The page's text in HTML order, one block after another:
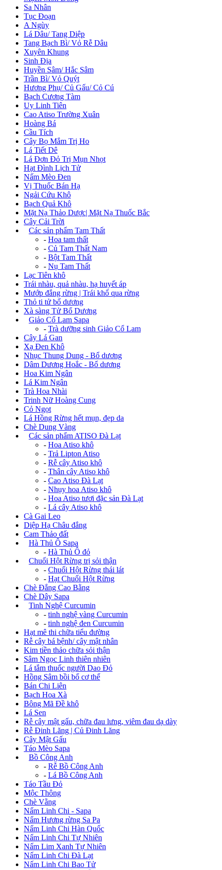
Sa Nhân
Tục Đoạn
A Ngùy
Lá Dâu/ Tang Diệp
Tang Bạch Bì/ Vỏ Rễ Dâu
Xuyên Khung
Sinh Địa
Huyền Sâm/ Hắc Sâm
Trần Bì/ Vỏ Quýt
Hương Phụ/ Củ Gấu/ Cỏ Cú
Bạch Cương Tàm
Uy Linh Tiên
Cao Atiso Trường Xuân
Hoàng Bá
Cầu Tích
Cây Bọ Mắm Trị Ho
Lá Tiết Dê
Lá Đơn Đỏ Trị Mụn Nhọt
Hạt Đình Lịch Tử
Nấm Mèo Đen
Vị Thuốc Bán Hạ
Ngải Cứu Khô
Bạch Quả Khô
Mặt Nạ Thảo Dược| Mặt Nạ Thuốc Bắc
Cây Cải Trời
Các sản phẩm Tam Thất
- Hoa tam thất
- Củ Tam Thất Nam
- Bột Tam Thất
- Nụ Tam Thất
Lạc Tiên khô
Trái nhàu, quả nhàu, hạ huyết áp
Mướp đắng rừng | Trái khổ qua rừng
Thỏ ti tử bổ dương
Xà sàng Tử Bổ Dương
Giảo Cổ Lam Sapa
- Trà dưỡng sinh Giảo Cổ Lam
Cây Lá Gan
Xạ Đen Khô
Nhục Thung Dung - Bổ dương
Dâm Dương Hoắc - Bổ dương
Hoa Kim Ngân
Lá Kim Ngân
Trà Hoa Nhài
Trinh Nữ Hoàng Cung
Cỏ Ngọt
Lá Hồng Rừng hết mụn, đẹp da
Chè Dung Vàng
Các sản phẩm ATISO Đà Lạt
- Hoa Atiso khô
- Trả Lipton Atiso
- Rễ cây Atiso khô
- Thân cây Atiso khô
- Cao Atiso Đà Lạt
- Nhụy hoa Atiso khô
- Hoa Atiso tươi đặc sản Đà Lạt
- Lá cây Atiso khô
Cà Gai Leo
Diệp Hạ Châu đắng
Cam Thảo đất
Hà Thủ Ô Sapa
- Hà Thủ Ô đỏ
Chuối Hột Rừng trị sỏi thận
- Chuối Hột Rừng thái lát
- Hạt Chuối Hột Rừng
Chè Đắng Cao Bằng
Chè Dây Sapa
Tinh Nghệ Curcumin
- tinh nghệ vàng Curcumin
- tinh nghệ đen Curcumin
Hạt mê thi chữa tiểu đường
Rễ cây bá bệnh/ cây mật nhân
Kim tiền thảo chữa sỏi thận
Sâm Ngọc Linh thiên nhiên
Lá tắm thuốc người Dao Đỏ
Hồng Sâm bồi bổ cơ thể
Bán Chi Liên
Bạch Hoa Xà
Bông Mã Đề khô
Lá Sen
Rễ cây mật gấu, chữa đau lưng, viêm đau dạ dày
Rễ Đinh Lăng | Củ Đinh Lăng
Cây Mật Gấu
Táo Mèo Sapa
Bồ Công Anh
- Rễ Bồ Công Anh
- Lá Bồ Công Anh
Táo Tầu Đỏ
Mộc Thông
Chè Vằng
Nấm Linh Chi - Sapa
Nấm Hương rừng Sa Pa
Nấm Linh Chi Hàn Quốc
Nấm Linh Chi Tự Nhiên
Nấm Lim Xanh Tự Nhiên
Nấm Linh Chi Đà Lạt
Nấm Linh Chi Bao Tử